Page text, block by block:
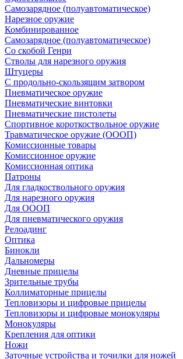
Самозарядное (полуавтоматическое)
Нарезное оружие
Комбинированное
Самозарядное (полуавтоматическое)
Со скобой Генри
Стволы для нарезного оружия
Штуцеры
С продольно-скользящим затвором
Пневматическое оружие
Пневматические винтовки
Пневматические пистолеты
Спортивное короткоствольное оружие
Травматическое оружие (ОООП)
Комиссионные товары
Комиссионное оружие
Комиссионная оптика
Патроны
Для гладкоствольного оружия
Для нарезного оружия
Для ОООП
Для пневматического оружия
Релоадинг
Оптика
Бинокли
Дальномеры
Дневные прицелы
Зрительные трубы
Коллиматорные прицелы
Тепловизоры и цифровые прицелы
Тепловизоры и цифровые монокуляры
Монокуляры
Крепления для оптики
Ножи
Заточные устройства и точилки для ножей